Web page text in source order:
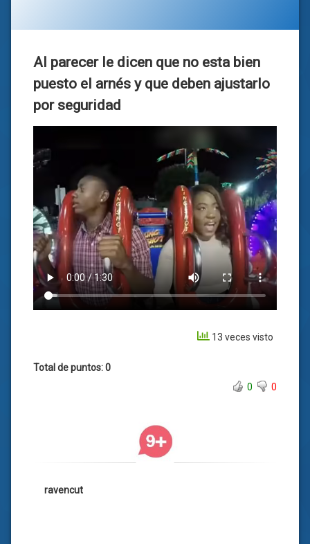
Al parecer le dicen que no esta bien
puesto el arnés y que deben ajustarlo
por seguridad
13 veces visto
Total de puntos: 0
0
0
ravencut